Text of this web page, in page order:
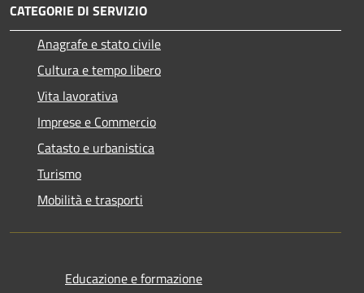
CATEGORIE DI SERVIZIO
Anagrafe e stato civile
Cultura e tempo libero
Vita lavorativa
Imprese e Commercio
Catasto e urbanistica
Turismo
Mobilità e trasporti
Educazione e formazione